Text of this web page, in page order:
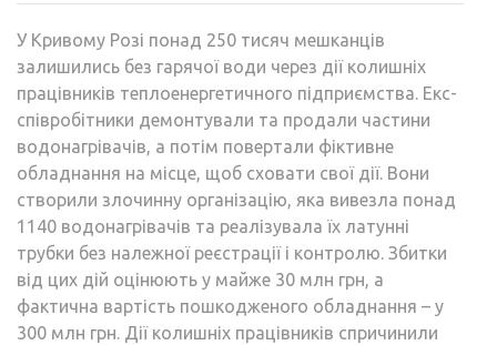
У Кривому Розі понад 250 тисяч мешканців
залишились без гарячої води через дії колишніх
працівників теплоенергетичного підприємства. Екс-
співробітники демонтували та продали частини
водонагрівачів, а потім повертали фіктивне
обладнання на місце, щоб сховати свої дії. Вони
створили злочинну організацію, яка вивезла понад
1140 водонагрівачів та реалізувала їх латунні
трубки без належної реєстрації і контролю. Збитки
від цих дій оцінюють у майже 30 млн грн, а
фактична вартість пошкодженого обладнання – у
300 млн грн. Дії колишніх працівників спричинили